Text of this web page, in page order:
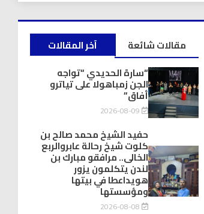
آخر المقالات
مقالات شائعة
“سارة الحديدي “تواجه
الجن زمباهولا على تياترو
أفاق”
2026-08-09
حفيد الشيخ محمد صالح بن
كلوت شيخ رحالة عابروالربع
الخالى.. مرافقو مبارك بن
لندن يتكلمون يزور
هويداعطا في بيتها
ومؤسستها
2026-08-08